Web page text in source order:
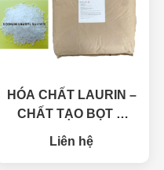
HÓA CHẤT LAURIN –
CHẤT TẠO BỌT &
LÀM DỊU DA TAY
Liên hệ